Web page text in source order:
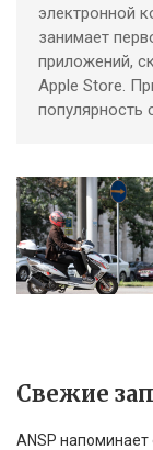
электронной
занимает
приложений,
Apple Store.
популярность
Свежие
ANSP